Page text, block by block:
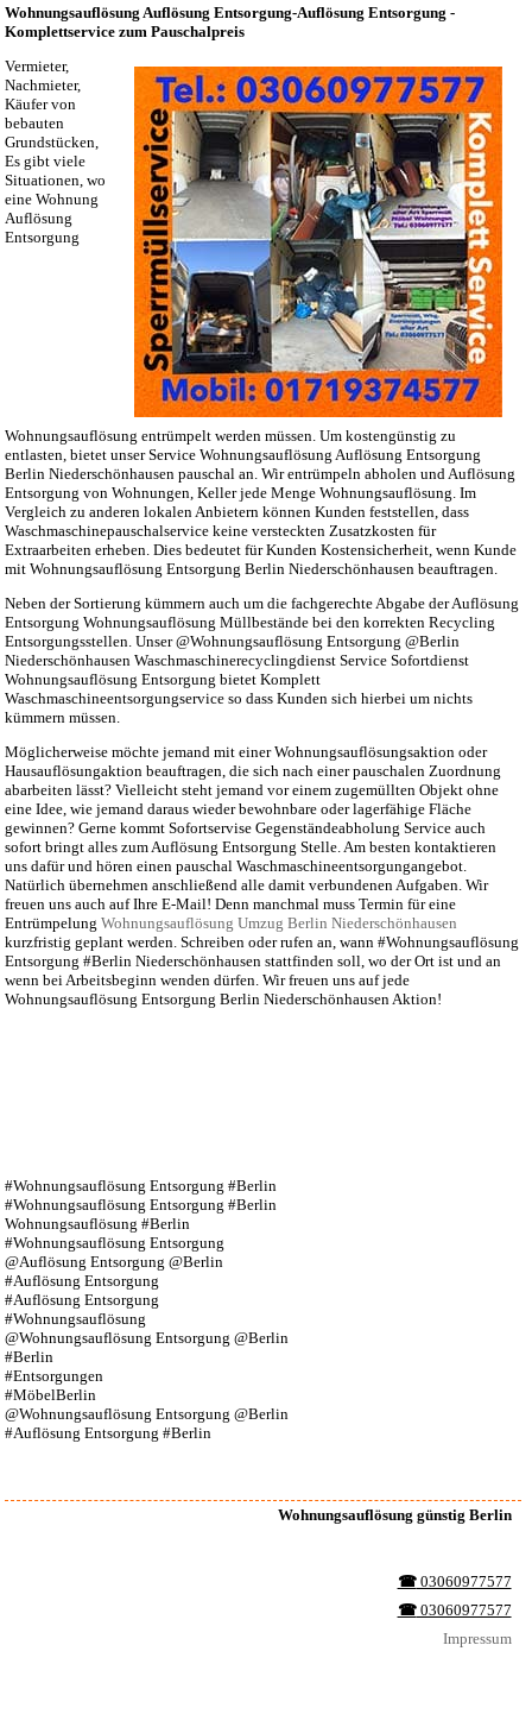
Wohnungsauflösung Auflösung Entsorgung-Auflösung Entsorgung -
Komplettservice zum Pauschalpreis
Vermieter,
Nachmieter,
Käufer von
bebauten
Grundstücken,
Es gibt viele
Situationen, wo
eine Wohnung
Auflösung
Entsorgung
Wohnungsauflösung entrümpelt werden müssen. Um kostengünstig zu
entlasten, bietet unser Service Wohnungsauflösung Auflösung Entsorgung
Berlin Niederschönhausen pauschal an. Wir entrümpeln abholen und Auflösung
Entsorgung von Wohnungen, Keller jede Menge Wohnungsauflösung. Im
Vergleich zu anderen lokalen Anbietern können Kunden feststellen, dass
Waschmaschinepauschalservice keine versteckten Zusatzkosten für
Extraarbeiten erheben. Dies bedeutet für Kunden Kostensicherheit, wenn Kunde
mit Wohnungsauflösung Entsorgung Berlin Niederschönhausen beauftragen.
Neben der Sortierung kümmern auch um die fachgerechte Abgabe der Auflösung
Entsorgung Wohnungsauflösung Müllbestände bei den korrekten Recycling
Entsorgungsstellen. Unser @Wohnungsauflösung Entsorgung @Berlin
Niederschönhausen Waschmaschinerecyclingdienst Service Sofortdienst
Wohnungsauflösung Entsorgung bietet Komplett
Waschmaschineentsorgungservice so dass Kunden sich hierbei um nichts
kümmern müssen.
Möglicherweise möchte jemand mit einer Wohnungsauflösungsaktion oder
Hausauflösungaktion beauftragen, die sich nach einer pauschalen Zuordnung
abarbeiten lässt? Vielleicht steht jemand vor einem zugemüllten Objekt ohne
eine Idee, wie jemand daraus wieder bewohnbare oder lagerfähige Fläche
gewinnen? Gerne kommt Sofortservise Gegenständeabholung Service auch
sofort bringt alles zum Auflösung Entsorgung Stelle. Am besten kontaktieren
uns dafür und hören einen pauschal Waschmaschineentsorgungangebot.
Natürlich übernehmen anschließend alle damit verbundenen Aufgaben. Wir
freuen uns auch auf Ihre E-Mail! Denn manchmal muss Termin für eine
Entrümpelung Wohnungsauflösung Umzug Berlin Niederschönhausen
kurzfristig geplant werden. Schreiben oder rufen an, wann #Wohnungsauflösung
Entsorgung #Berlin Niederschönhausen stattfinden soll, wo der Ort ist und an
wenn bei Arbeitsbeginn wenden dürfen. Wir freuen uns auf jede
Wohnungsauflösung Entsorgung Berlin Niederschönhausen Aktion!
#Wohnungsauflösung Entsorgung #Berlin
#Wohnungsauflösung Entsorgung #Berlin
Wohnungsauflösung #Berlin
#Wohnungsauflösung Entsorgung
@Auflösung Entsorgung @Berlin
#Auflösung Entsorgung
#Auflösung Entsorgung
#Wohnungsauflösung
@Wohnungsauflösung Entsorgung @Berlin
#Berlin
#Entsorgungen
#MöbelBerlin
@Wohnungsauflösung Entsorgung @Berlin
#Auflösung Entsorgung #Berlin
Wohnungsauflösung günstig Berlin
☎︎03060977577
☎︎03060977577
Impressum